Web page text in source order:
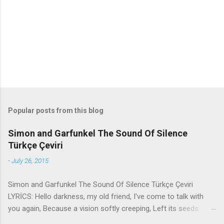
Popular posts from this blog
Simon and Garfunkel The Sound Of Silence
Türkçe Çeviri
-July 26, 2015
Simon and Garfunkel The Sound Of Silence Türkçe Çeviri
LYRİCS: Hello darkness, my old friend, I've come to talk with
you again, Because a vision softly creeping, Left its seeds